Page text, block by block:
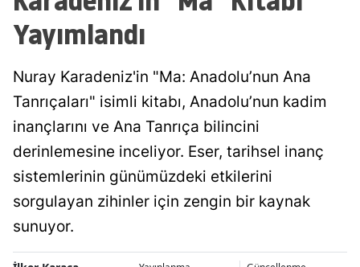
Yayımlandı
Nuray Karadeniz'in "Ma: Anadolu’nun Ana
Tanrıçaları" isimli kitabı, Anadolu’nun kadim
inançlarını ve Ana Tanrıça bilincini
derinlemesine inceliyor. Eser, tarihsel inanç
sistemlerinin günümüzdeki etkilerini
sorgulayan zihinler için zengin bir kaynak
sunuyor.